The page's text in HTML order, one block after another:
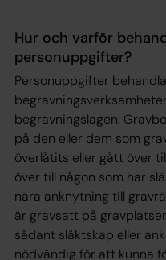
Hur och varför
personuppgifter?
Personuppgifter
begravningslagen.
på den eller dem som
överlåtits eller gått över
över till någon som har
nära anknytning till
är gravsatt på
sådant släktskap eller
nödvändig för att kunna